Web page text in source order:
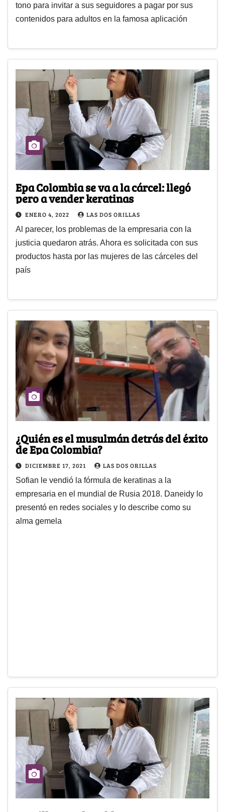
tono para invitar a sus seguidores a pagar por sus
contenidos para adultos en la famosa aplicación
Epa Colombia se va a la cárcel: llegó
pero a vender keratinas
ENERO 4, 2022 LAS DOS ORILLAS
Al parecer, los problemas de la empresaria con la
justicia quedaron atrás. Ahora es solicitada con sus
productos hasta por las mujeres de las cárceles del
país
¿Quién es el musulmán detrás del éxito
de Epa Colombia?
DICIEMBRE 17, 2021 LAS DOS ORILLAS
Sofian le vendió la fórmula de keratinas a la
empresaria en el mundial de Rusia 2018. Daneidy lo
presentó en redes sociales y lo describe como su
alma gemela